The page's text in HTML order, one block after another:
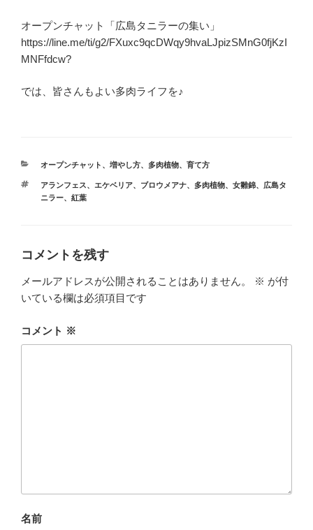
オープンチャット「広島タニラーの集い」
https://line.me/ti/g2/FXuxc9qcDWqy9hvaLJpizSMnG0fjKzI
MNFfdcw?
では、皆さんもよい多肉ライフを♪
カ
ゴ
リ
オープンチャット 、 増やし方、 多肉植物、 育て方
タ
グ
アランフェス、 エケベリア、 ブロウメアナ、 多肉植物、 女雛錦、
広島タ
ニラー、 紅葉
コメントを残す
メールアドレスが公開されることはありません。 ※ が付
いている欄は必須項目です
コメント ※
名前